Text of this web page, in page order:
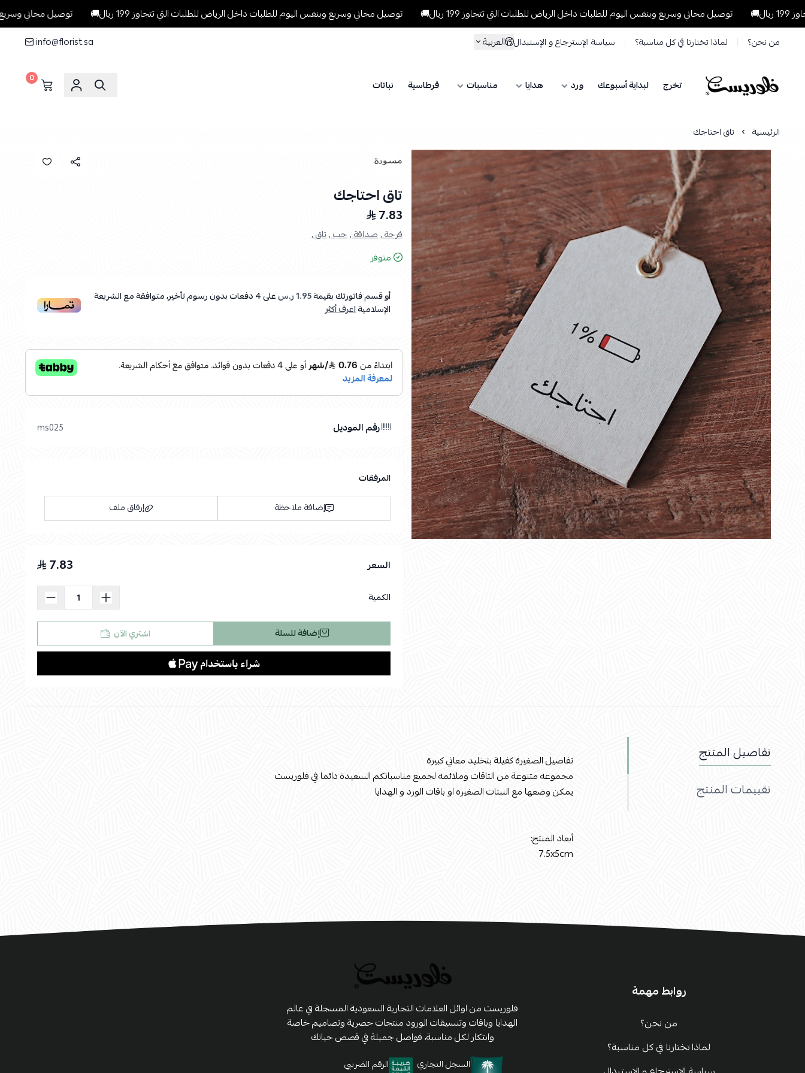
توصيل مجاني وسريع وبنفس اليوم للطلبات داخل الرياض للطلبات التي تتجاوز 199 ريال🚚 توصيل مجاني وسريع وبنفس اليوم للطلبات داخل الرياض للطلبات التي تتجاوز 199 ريال🚚 توصيل مجاني وسريع وبنفس
من نحن؟ لماذا تختارنا في كل مناسبة؟ سياسة الإسترجاع و الإستبدال العربية info@florist.sa
فلوريست Florist تخرج لبداية أسبوعك ورد هدايا مناسبات قرطاسية نباتات 0
الرئيسية تاق احتاجك
تاق احتاجك
7.83
فرحة ,صداقة ,حب ,تاق ,
متوفر
أو قسم فاتورتك بقيمة1.95 ر.س على4دفعات بدون رسوم تأخير، متوافقة مع الشريعة
الإسلاميةاعرف أكثر
رقم الموديل ms025
المرفقات
إضافة ملاحظة
إرفاق ملف
السعر 7.83
الكمية
إضافة للسلة اشتري الآن
تفاصيل المنتج
تقييمات المنتج
تفاصيل الصغيرة كفيلة بتخليد معاني كبيرة
مجموعه متنوعة من التاقات وملائمه لجميع مناسباتكم السعيدة دائما في فلوريست
يمكن وضعها مع النبتات الصغيره او باقات الورد و الهدايا
أبعاد المنتج:
7.5x5cm
روابط مهمة
من نحن؟
لماذا تختارنا في كل مناسبة؟
فلوريست من اوائل العلامات التجارية السعودية المسجلة في عالم
الهدايا وباقات وتنسيقات الورود منتجات حصرية وتصاميم خاصة
وابتكار لكل مناسبة، فواصل جميلة في قصص حياتك
السجل التجاري
الرقم الضريبي